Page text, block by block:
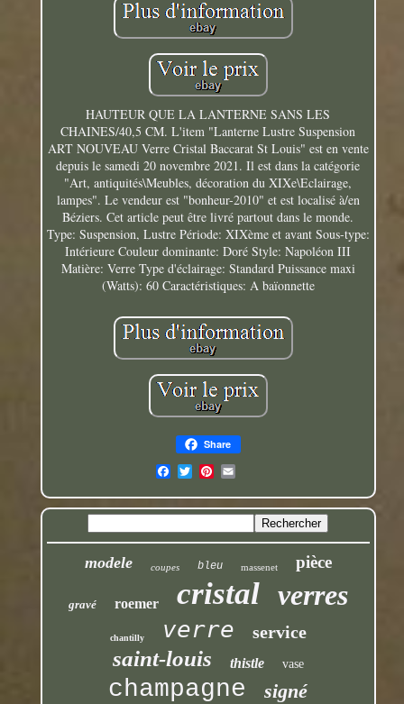
HAUTEUR QUE LA LANTERNE SANS LES
CHAINES/40,5 CM. L'item "Lanterne Lustre Suspension
ART NOUVEAU Verre Cristal Baccarat St Louis" est en vente
depuis le samedi 20 novembre 2021. Il est dans la catégorie
"Art, antiquités\Meubles, décoration du XIXe\Eclairage,
lampes". Le vendeur est "bonheur-2010" et est localisé à/en
Béziers. Cet article peut être livré partout dans le monde.
Type: Suspension, Lustre Période: XIXème et avant Sous-type:
Intérieure Couleur dominante: Doré Style: Napoléon III
Matière: Verre Type d'éclairage: Standard Puissance maxi
(Watts): 60 Caractéristiques: A baïonnette
Share
modele coupes bleu massenet pièce
gravé roemer cristal verres
chantilly verre service
saint-louis thistle vase
champagne signé